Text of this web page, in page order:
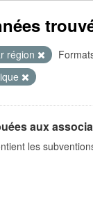
région
aux
les